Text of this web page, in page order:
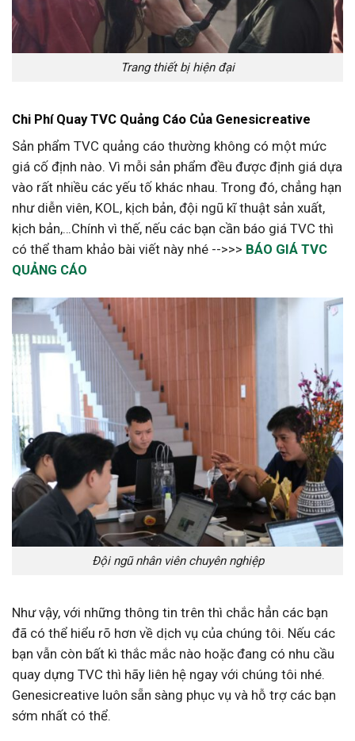
Trang thiết bị hiện đại
Chi Phí Quay TVC Quảng Cáo Của Genesicreative
Sản phẩm TVC quảng cáo thường không có một mức
giá cố định nào. Vì mỗi sản phẩm đều được định giá dựa
vào rất nhiều các yếu tố khác nhau. Trong đó, chẳng hạn
như diễn viên, KOL, kịch bản, đội ngũ kĩ thuật sản xuất,
kịch bản,…Chính vì thế, nếu các bạn cần báo giá TVC thì
có thể tham khảo bài viết này nhé -->>> BÁO GIÁ TVC
QUẢNG CÁO
Đội ngũ nhân viên chuyên nghiệp
Như vậy, với những thông tin trên thì chắc hẳn các bạn
đã có thể hiểu rõ hơn về dịch vụ của chúng tôi. Nếu các
bạn vẫn còn bất kì thắc mắc nào hoặc đang có nhu cầu
quay dựng TVC thì hãy liên hệ ngay với chúng tôi nhé.
Genesicreative luôn sẵn sàng phục vụ và hỗ trợ các bạn
sớm nhất có thể.